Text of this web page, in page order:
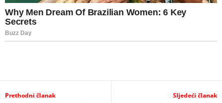
Prethodni članak Sljedeći članak